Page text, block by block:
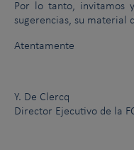
Por lo tanto, invitamos
sugerencias, su material
Atentamente
Y. De Clercq
Director Ejecutivo de la